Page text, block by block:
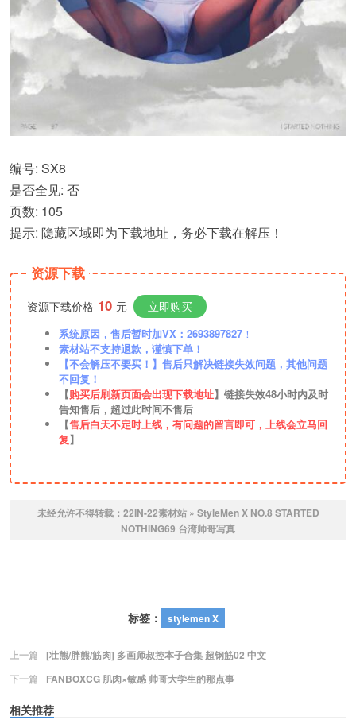
编号: SX8
是否全见: 否
页数: 105
提示: 隐藏区域即为下载地址，务必下载在解压！
资源下载
资源下载价格 10 元 立即购买
系统原因，售后暂时加VX：2693897827 ！
素材站不支持退款，谨慎下单！
【不会解压不要买！】售后只解决链接失效问题，其他问题
不回复！
【购买后刷新页面会出现下载地址】链接失效48小时内及时
告知售后，超过此时间不售后
【售后白天不定时上线，有问题的留言即可，上线会立马回
复】
未经允许不得转载： 22IN-22素材站» StyleMen X NO.8 STARTED
NOTHING69 台湾帅哥写真
标签： stylemen X
上一篇
[壮熊/胖熊/筋肉] 多画师叔控本子合集 超钢筋02 中文
下一篇
FANBOXCG 肌肉×敏感 帅哥大学生的那点事
相关推荐